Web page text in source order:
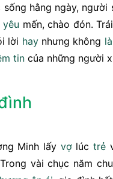
sống hằng ngày,
yêu mến, chào đón.
lời haynhưng không
tin của những người
Minh lấy vợlúctrẻ
vài chục năm